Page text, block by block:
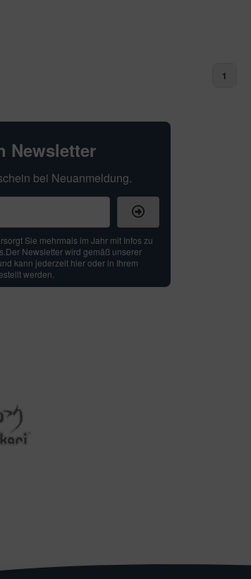
1
Newsletter
bei Neuanmeldung.
Sie mehrmals im Jahr mit Infos zu
Newsletter wird gemäß unserer
kann jederzeit hier oder in Ihrem
werden.